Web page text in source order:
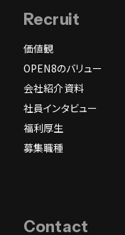
Recruit
価値観
OPEN8のバリュー
会社紹介資料
社員インタビュー
福利厚生
募集職種
Contact